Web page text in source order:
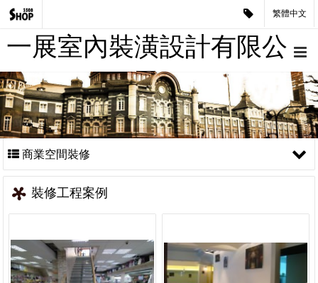
繁體中文
一展室內裝潢設計有限公
司
商業空間裝修
裝修工程案例